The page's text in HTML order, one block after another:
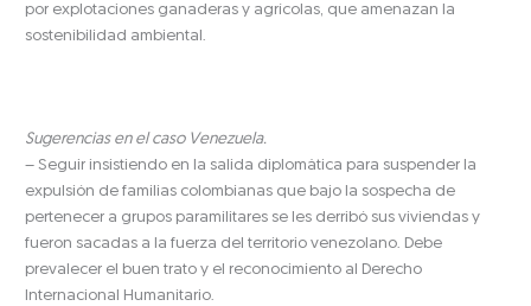
por explotaciones ganaderas y agrícolas, que amenazan la
sostenibilidad ambiental.
Sugerencias en el caso Venezuela.
– Seguir insistiendo en la salida diplomática para suspender la
expulsión de familias colombianas que bajo la sospecha de
pertenecer a grupos paramilitares se les derribó sus viviendas y
fueron sacadas a la fuerza del territorio venezolano. Debe
prevalecer el buen trato y el reconocimiento al Derecho
Internacional Humanitario.